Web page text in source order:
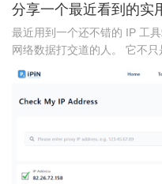
分享一个最近看到的实
最近用到一个还不错的 IP 工
网络数据打交道的人。 它不只